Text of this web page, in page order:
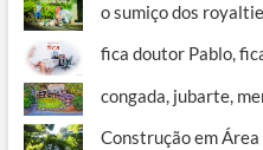
o sumiço dos
fica doutor Pablo,
congada, jubarte,
Construção em